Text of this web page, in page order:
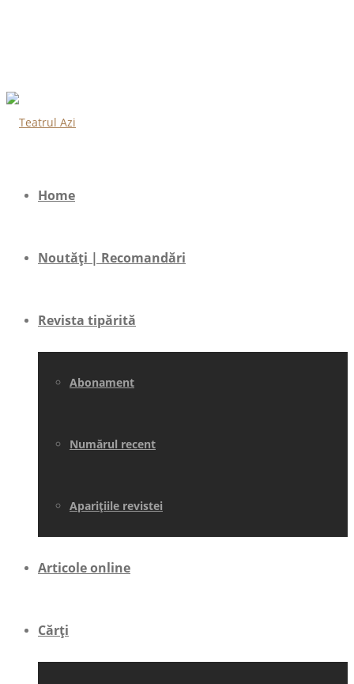
Home
Noutăți | Recomandări
Revista tipărită
Abonament
Numărul recent
Aparițiile revistei
Articole online
Cărți